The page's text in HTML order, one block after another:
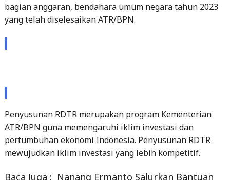
bagian anggaran, bendahara umum negara tahun 2023
yang telah diselesaikan ATR/BPN.
Penyusunan RDTR merupakan program Kementerian
ATR/BPN guna memengaruhi iklim investasi dan
pertumbuhan ekonomi Indonesia. Penyusunan RDTR
mewujudkan iklim investasi yang lebih kompetitif.
Baca Juga : Nanang Ermanto Salurkan Bantuan